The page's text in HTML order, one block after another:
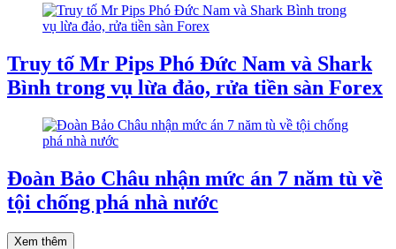
Truy tố Mr Pips Phó Đức Nam và Shark
Bình trong vụ lừa đảo, rửa tiền sàn Forex
Đoàn Bảo Châu nhận mức án 7 năm tù về
tội chống phá nhà nước
Xem thêm